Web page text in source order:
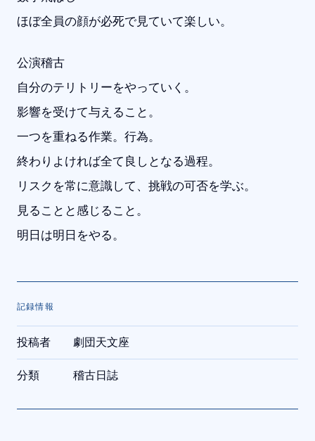
ほぼ全員の顔が必死で見ていて楽しい。
公演稽古
自分のテリトリーをやっていく。
影響を受けて与えること。
一つを重ねる作業。行為。
終わりよければ全て良しとなる過程。
リスクを常に意識して、挑戦の可否を学ぶ。
見ることと感じること。
明日は明日をやる。
記録情報
投稿者 劇団天文座
分類 稽古日誌